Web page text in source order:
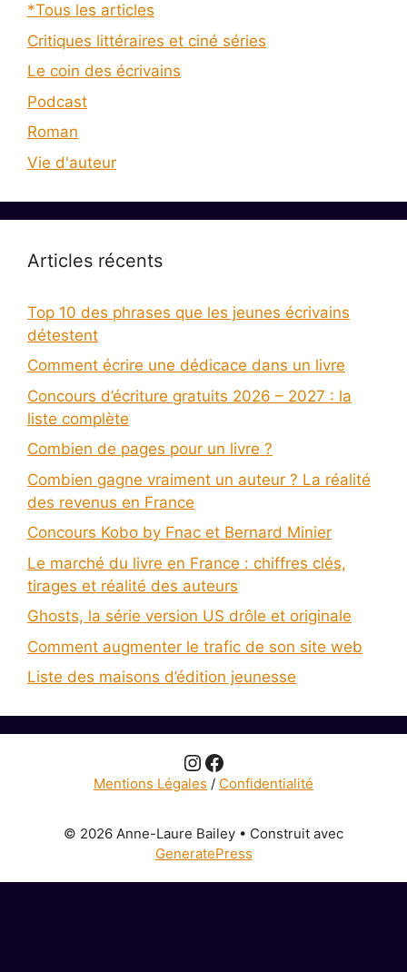
*Tous les articles
Critiques littéraires et ciné séries
Le coin des écrivains
Podcast
Roman
Vie d'auteur
Articles récents
Top 10 des phrases que les jeunes écrivains
détestent
Comment écrire une dédicace dans un livre
Concours d’écriture gratuits 2026 – 2027 : la
liste complète
Combien de pages pour un livre ?
Combien gagne vraiment un auteur ? La réalité
des revenus en France
Concours Kobo by Fnac et Bernard Minier
Le marché du livre en France : chiffres clés,
tirages et réalité des auteurs
Ghosts, la série version US drôle et originale
Comment augmenter le trafic de son site web
Liste des maisons d’édition jeunesse
Instagram
Facebook
Mentions Légales / Confidentialité
© 2026 Anne-Laure Bailey • Construit avec
GeneratePress